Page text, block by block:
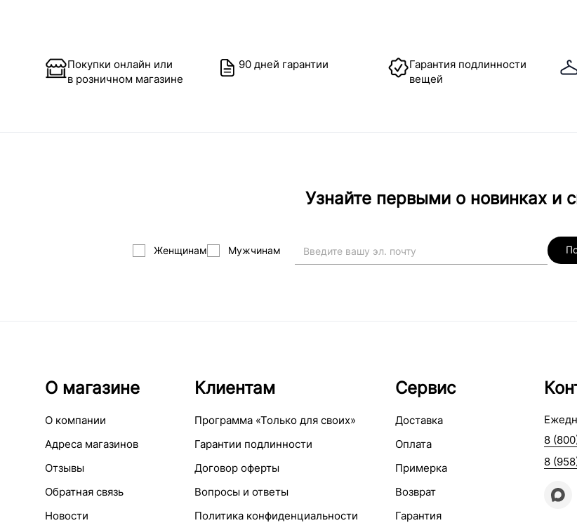
Покупки онлайн или
в розничном магазине
90 дней гарантии
Гарантия подлинности
вещей
Узнайте первыми о новинках и
Женщинам Мужчинам
О магазине
О компании
Адреса магазинов
Отзывы
Обратная связь
Новости
Клиентам
Программа «Только для своих»
Гарантии подлинности
Договор оферты
Вопросы и ответы
Политика конфиденциальности
Сервис
Доставка
Оплата
Примерка
Возврат
Гарантия
8
8